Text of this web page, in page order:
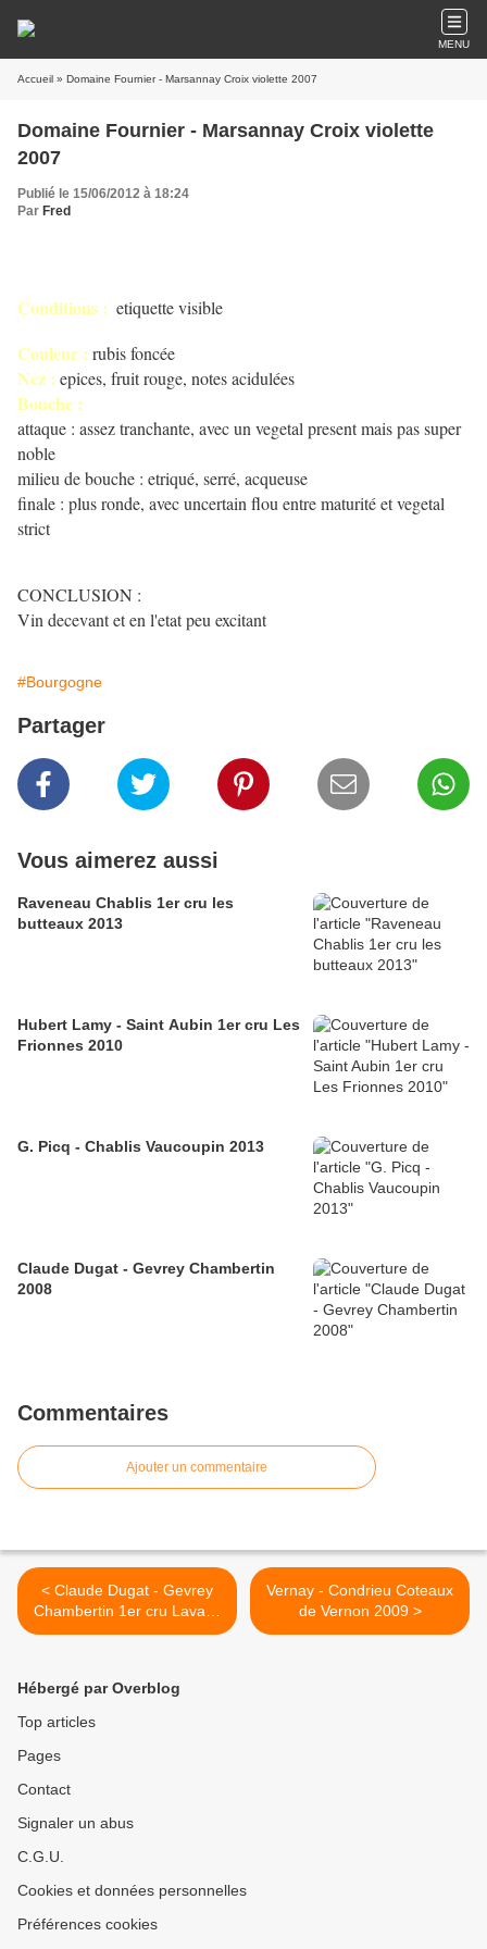
MENU
Accueil » Domaine Fournier - Marsannay Croix violette 2007
Domaine Fournier - Marsannay Croix violette
2007
Publié le 15/06/2012 à 18:24
Par Fred
Conditions : etiquette visible
Couleur : rubis foncée
Nez : epices, fruit rouge, notes acidulées
Bouche :
attaque : assez tranchante, avec un vegetal present mais pas super
noble
milieu de bouche : etriqué, serré, acqueuse
finale : plus ronde, avec uncertain flou entre maturité et vegetal
strict
CONCLUSION :
Vin decevant et en l'etat peu excitant
#Bourgogne
Partager
Vous aimerez aussi
Raveneau Chablis 1er cru les
butteaux 2013
Hubert Lamy - Saint Aubin 1er cru Les
Frionnes 2010
G. Picq - Chablis Vaucoupin 2013
Claude Dugat - Gevrey Chambertin
2008
Commentaires
Ajouter un commentaire
< Claude Dugat - Gevrey
Chambertin 1er cru Lavaux
St Jacques 1998
Vernay - Condrieu Coteaux
de Vernon 2009 >
Hébergé par Overblog
Top articles
Pages
Contact
Signaler un abus
C.G.U.
Cookies et données personnelles
Préférences cookies